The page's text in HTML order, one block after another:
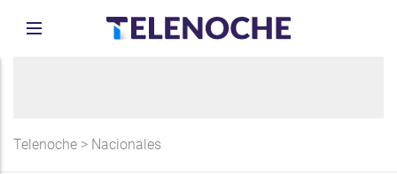
Telenoche > Nacionales